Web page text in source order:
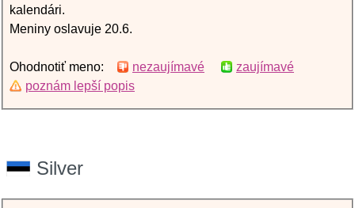
kalendári.
Meniny oslavuje 20.6.
Ohodnotiť meno: nezaujímavé
zaujímavé
poznám lepší popis
Silver